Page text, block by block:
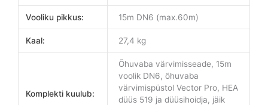
Vooliku pikkus: 15m DN6 (max.60m)
Kaal: 27,4 kg
Komplekti kuulub:
Õhuvaba värvimisseade, 15m
voolik DN6, õhuvaba
värvimispüstol Vector Pro, HEA
düüs 519 ja düüsihoidja, jäik